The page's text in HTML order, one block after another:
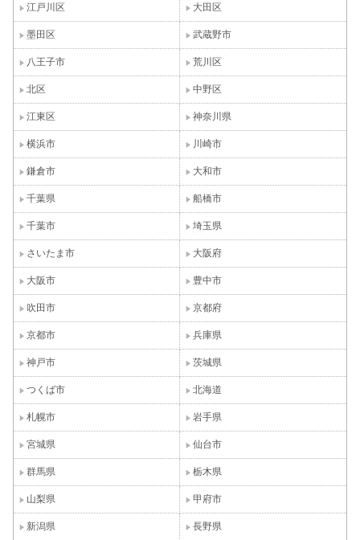
江戸川区 大田区
墨田区 武蔵野市
八王子市 荒川区
北区 中野区
江東区 神奈川県
横浜市 川崎市
鎌倉市 大和市
千葉県 船橋市
千葉市 埼玉県
さいたま市 大阪府
大阪市 豊中市
吹田市 京都府
京都市 兵庫県
神戸市 茨城県
つくば市 北海道
札幌市 岩手県
宮城県 仙台市
群馬県 栃木県
山梨県 甲府市
新潟県 長野県